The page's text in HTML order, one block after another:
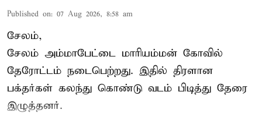
Published on: 07 Aug 2026, 8:58 am
சேலம்,
சேலம் அம்மாபேட்டை மாரியம்மன் கோவில்
தேரோட்டம் நடைபெற்றது. இதில் திரளான
பக்தர்கள் கலந்து கொண்டு வடம் பிடித்து தேரை
இழுத்தனர்.